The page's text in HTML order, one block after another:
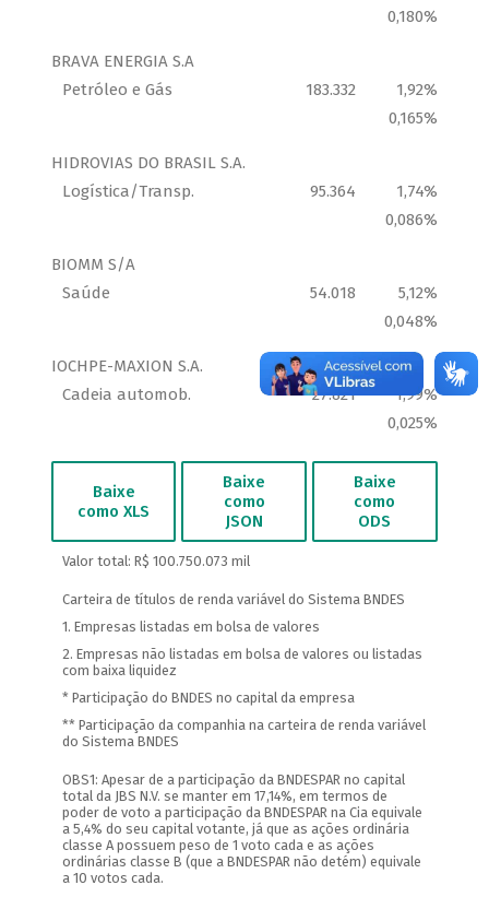
Baixe
como XLS
Baixe
como
JSON
Baixe
como
ODS